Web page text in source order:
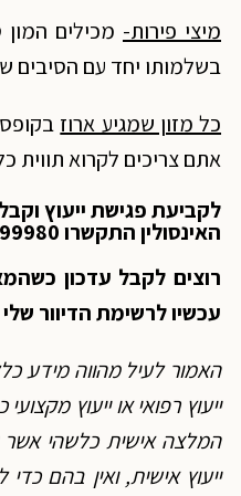
מיצי פירות- מכילים
בשלמותו יחד עם הסיבים
כל מזון שמגיע ארוז
אתם צריכים לקרוא תווית
לקביעת פגישת ייעוץ
האינסולין התקשרו 050-7499980
רוצים לקבל עדכון
עכשיו לרשימת הדיוור שלי
האמור לעיל מהווה מידע
ייעוץ רפואי או ייעוץ
המלצה אישית כלשהי אשר
ייעוץ אישית, ואין בהם